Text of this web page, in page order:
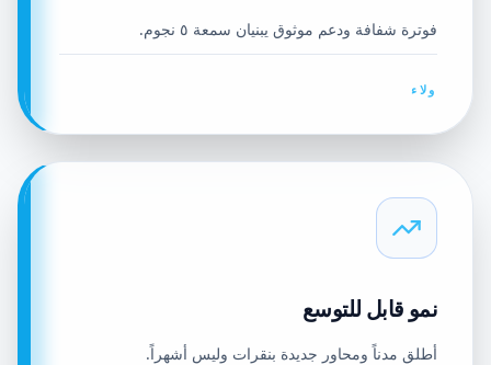
فوترة شفافة ودعم موثوق يبنيان سمعة ٥ نجوم.
ولاء
نمو قابل للتوسع
أطلق مدناً ومحاور جديدة بنقرات وليس أشهراً.